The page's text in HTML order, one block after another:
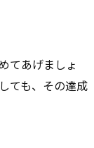
てあげましょ
ても、その達成